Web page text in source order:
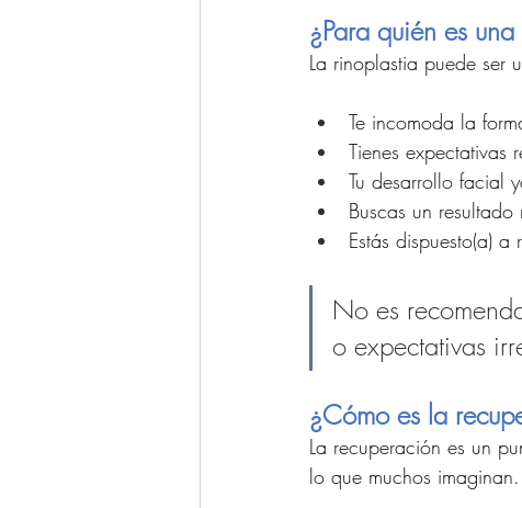
¿Para quién es
La rinoplastia puede ser
Te incomoda la
Tienes expectativas
Tu desarrollo facial
Buscas un
Estás dispuesto(a)
No es
o expectativas
¿Cómo es la
La recuperación es un
lo que muchos imaginan.